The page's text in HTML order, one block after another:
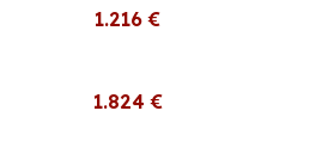
1.216 €
1.824 €